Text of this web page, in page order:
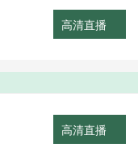
高清直播
高清直播